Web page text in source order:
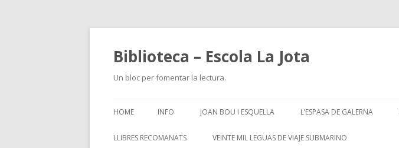
Biblioteca – Escola La Jota
Un bloc per fomentar la lectura.
HOME INFO JOAN BOU I ESQUELLA L’ESPASA DE GALERNA
LLIBRES RECOMANATS VEINTE MIL LEGUAS DE VIAJE SUBMARINO